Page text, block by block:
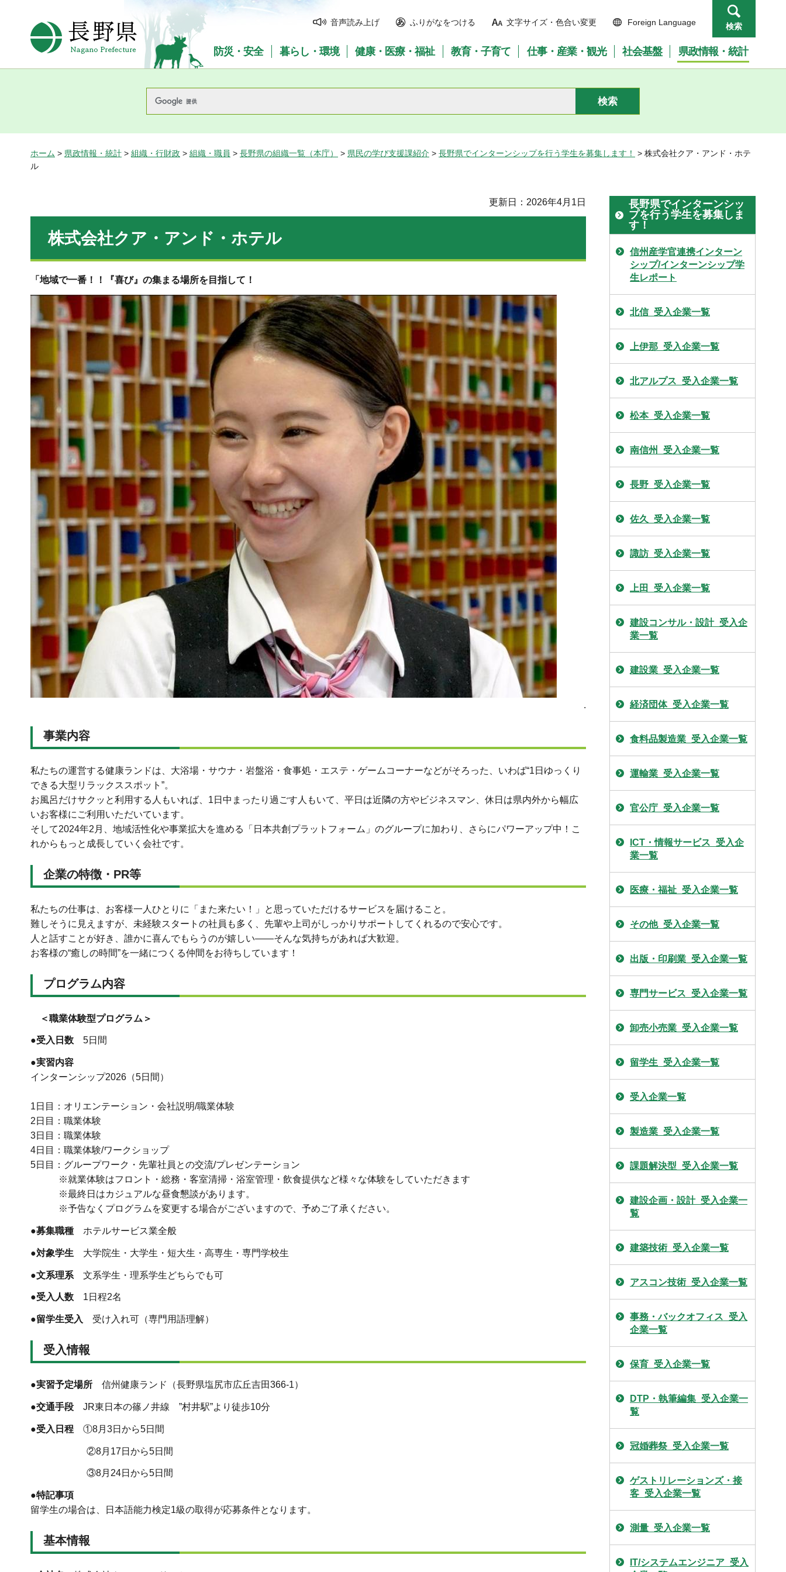
長野県Nagano Prefecture
音声読み上げ ふりがなをつける 文字サイズ・色合い変更 Foreign Language 検索
防災・安全 暮らし・環境 健康・医療・福祉 教育・子育て 仕事・産業・観光 社会基盤 県政情報・統計
ホーム > 県政情報・統計 > 組織・行財政 > 組織・職員 > 長野県の組織一覧（本庁） > 県民の学び支援課紹介 > 長野県でインターンシップを行う学生を募集します！
> 株式会社クア・アンド・ホテ
ル
更新日：2026年4月1日
株式会社クア・アンド・ホテル
「地域で一番！！『喜び』の集まる場所を目指して！
.
事業内容
私たちの運営する健康ランドは、大浴場・サウナ・岩盤浴・食事処・エステ・ゲームコーナーなどがそろった、いわば“1日ゆっくり
できる大型リラックススポット”。
お風呂だけサクッと利用する人もいれば、1日中まったり過ごす人もいて、平日は近隣の方やビジネスマン、休日は県内外から幅広
いお客様にご利用いただいています。
そして2024年2月、地域活性化や事業拡大を進める「日本共創プラットフォーム」のグループに加わり、さらにパワーアップ中！こ
れからもっと成長していく会社です。
企業の特徴・PR等
私たちの仕事は、お客様一人ひとりに「また来たい！」と思っていただけるサービスを届けること。
難しそうに見えますが、未経験スタートの社員も多く、先輩や上司がしっかりサポートしてくれるので安心です。
人と話すことが好き、誰かに喜んでもらうのが嬉しい――そんな気持ちがあれば大歓迎。
お客様の“癒しの時間”を一緒につくる仲間をお待ちしています！
プログラム内容
＜職業体験型プログラム＞
●受入日数 5日間
●実習内容
インターンシップ2026（5日間）
1日目：オリエンテーション・会社説明/職業体験
2日目：職業体験
3日目：職業体験
4日目：職業体験/ワークショップ
5日目：グループワーク・先輩社員との交流/プレゼンテーション
※就業体験はフロント・総務・客室清掃・浴室管理・飲食提供など様々な体験をしていただきます
※最終日はカジュアルな昼食懇談があります。
※予告なくプログラムを変更する場合がございますので、予めご了承ください。
●募集職種 ホテルサービス業全般
●対象学生 大学院生・大学生・短大生・高専生・専門学校生
●文系理系 文系学生・理系学生どちらでも可
●受入人数 1日程2名
●留学生受入 受け入れ可（専門用語理解）
受入情報
●実習予定場所 信州健康ランド（長野県塩尻市広丘吉田366-1）
●交通手段 JR東日本の篠ノ井線 ”村井駅”より徒歩10分
●受入日程 ①8月3日から5日間
②8月17日から5日間
③8月24日から5日間
●特記事項
留学生の場合は、日本語能力検定1級の取得が応募条件となります。
基本情報
長野県でインターンシッ
プを行う学生を募集しま
す！
信州産学官連携インターン
シップ/インターンシップ学
生レポート
北信_受入企業一覧
上伊那_受入企業一覧
北アルプス_受入企業一覧
松本_受入企業一覧
南信州_受入企業一覧
長野_受入企業一覧
佐久_受入企業一覧
諏訪_受入企業一覧
上田_受入企業一覧
建設コンサル・設計_受入企
業一覧
建設業_受入企業一覧
経済団体_受入企業一覧
食料品製造業_受入企業一覧
運輸業_受入企業一覧
官公庁_受入企業一覧
ICT・情報サービス_受入企
業一覧
医療・福祉_受入企業一覧
その他_受入企業一覧
出版・印刷業_受入企業一覧
専門サービス_受入企業一覧
卸売小売業_受入企業一覧
留学生_受入企業一覧
受入企業一覧
製造業_受入企業一覧
課題解決型_受入企業一覧
建設企画・設計_受入企業一
覧
建築技術_受入企業一覧
アスコン技術_受入企業一覧
事務・バックオフィス_受入
企業一覧
保育_受入企業一覧
DTP・執筆編集_受入企業一
覧
冠婚葬祭_受入企業一覧
ゲストリレーションズ・接
客_受入企業一覧
測量_受入企業一覧
IT/システムエンジニア_受入